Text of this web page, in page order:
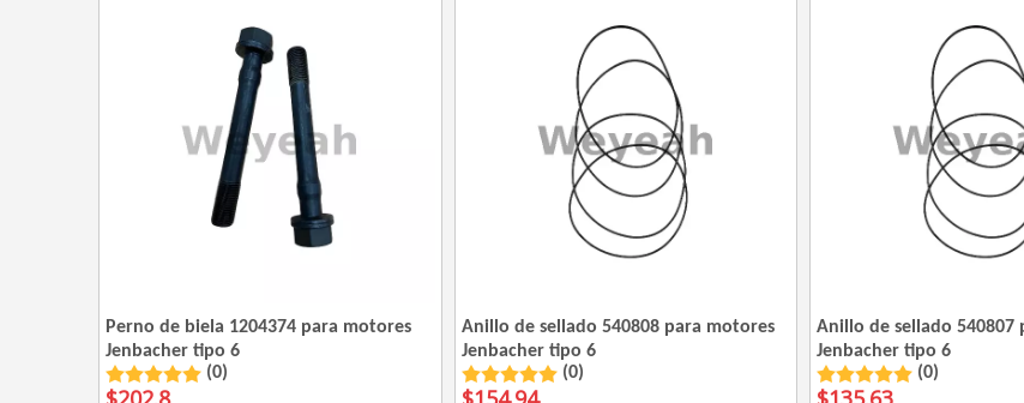
Perno de biela 1204374 para motores
Jenbacher tipo 6
(0)
Anillo de sellado 540808 para motores
Jenbacher tipo 6
(0)
Anillo de sellado 540807
Jenbacher tipo 6
(0)